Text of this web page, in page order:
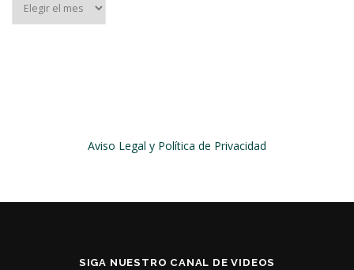
Aviso Legal y Política de Privacidad
SIGA NUESTRO CANAL DE VIDEOS